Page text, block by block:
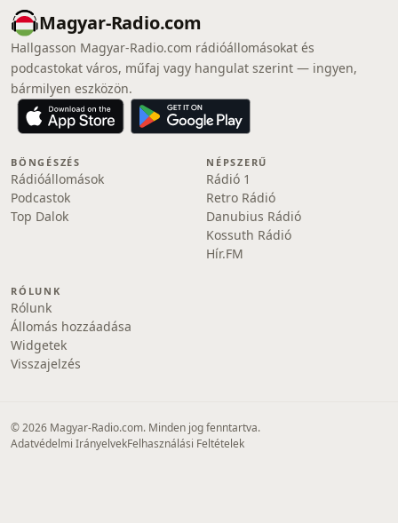
Magyar-Radio.com
Hallgasson Magyar-Radio.com rádióállomásokat és
podcastokat város, műfaj vagy hangulat szerint — ingyen,
bármilyen eszközön.
BÖNGÉSZÉS
Rádióállomások
Podcastok
Top Dalok
NÉPSZERŰ
Rádió 1
Retro Rádió
Danubius Rádió
Kossuth Rádió
Hír.FM
RÓLUNK
Rólunk
Állomás hozzáadása
Widgetek
Visszajelzés
© 2026 Magyar-Radio.com. Minden jog fenntartva.
Adatvédelmi IrányelvekFelhasználási Feltételek